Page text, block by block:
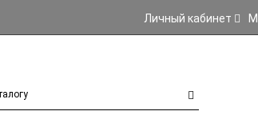
Личный кабинет